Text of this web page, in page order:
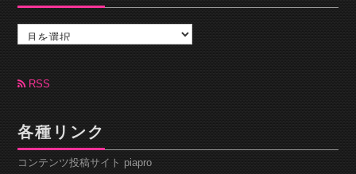
カ
ブ RSS
各種リンク
コンテンツ投稿サイト piapro